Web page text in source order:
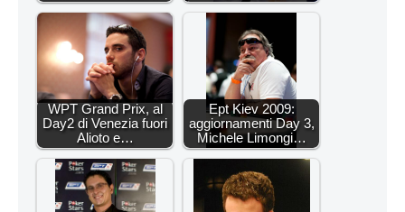
WPT Grand Prix, al
Day2 di Venezia fuori
Alioto e…
Ept Kiev 2009:
aggiornamenti Day 3,
Michele Limongi…